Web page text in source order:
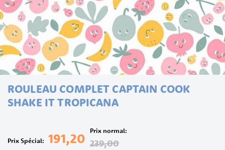
the
beginning
images
ROULEAU COMPLET CAPTAIN COOK
SHAKE IT TROPICANA
Prix Spécial 191,20 Prix normal
239,00